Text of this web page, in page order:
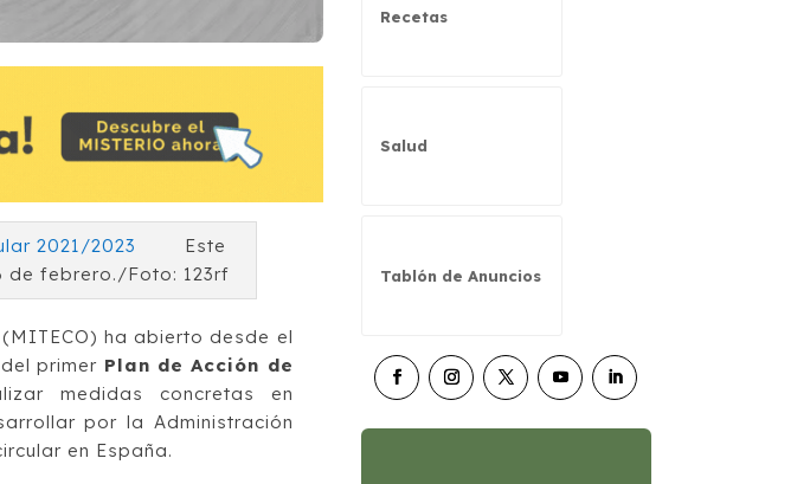
Este
de febrero./Foto: 123rf
ha abierto desde el
primer Plan de Acción de
medidas concretas en
por la Administración
en España.
Recetas
Salud
Tablón de Anuncios